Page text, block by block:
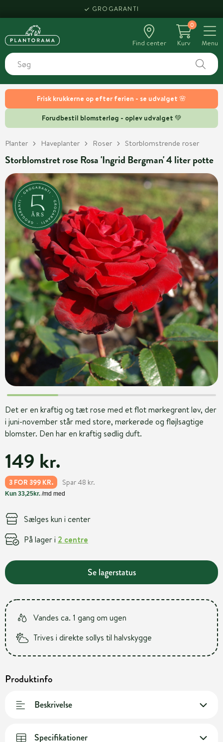
Frisk krukkerne op efter ferien - se udvalget 🌸
Forudbestil blomsterløg - oplev udvalget 💚
GROGARANTI
Find center
0
Kurv
Menu
Planter Haveplanter Roser Storblomstrende roser
Storblomstret rose Rosa 'Ingrid Bergman' 4 liter potte
Det er en kraftig og tæt rose med et flot mørkegrønt løv, der
i juni-november står med store, mørkerøde og fløjlsagtige
blomster. Den har en kraftig sødlig duft.
149 kr.
3 FOR 399 KR. Spar 48 kr.
Sælges kun i center
På lager i 2 centre
Se lagerstatus
Vandes ca. 1 gang om ugen
Trives i direkte sollys til halvskygge
Produktinfo
Beskrivelse
Specifikationer